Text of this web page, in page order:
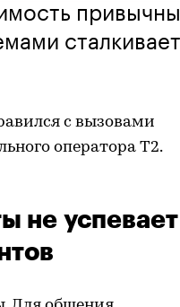
с вызовами
оператора T2.
не успевает